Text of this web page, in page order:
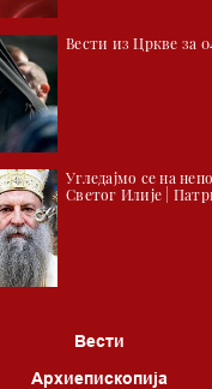
и трибине
емитујемо на сваки пун
Вести из Цркве за
Угледајмо се на
Светог Илије |
Вести
Архиепископија